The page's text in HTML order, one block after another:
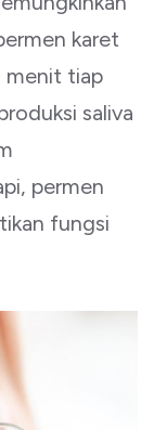
karet
menit tiap
saliva
permen
fungsi